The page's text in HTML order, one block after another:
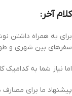
کلام آخر:
برای به همراه داشتن
سفرهای بین شهری و
اما نیاز شما به کدامیک
پیشنهاد ما برای